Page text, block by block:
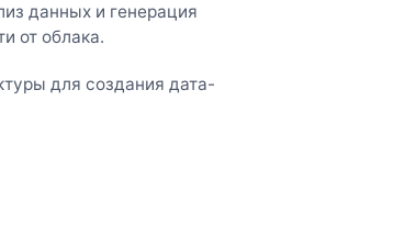
данных и генерация
от облака.
для создания дата-